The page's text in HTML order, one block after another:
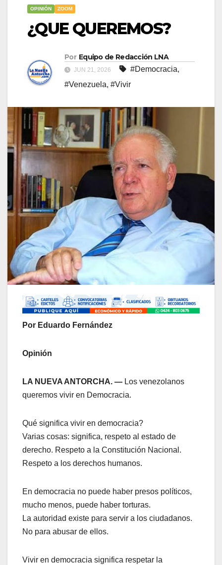
OPINIÓN ZOOM
¿QUE QUEREMOS?
Por Equipo de Redacción LNA
JUN 21, 2026 #Democracia,
#Venezuela, #Vivir
Por Eduardo Fernández
Opinión
LA NUEVA ANTORCHA. — Los venezolanos
queremos vivir en Democracia.
Qué significa vivir en democracia?
Varias cosas: significa, respeto al estado de
derecho. Respeto a la Constitución Nacional.
Respeto a los derechos humanos.
En democracia no puede haber presos políticos,
mucho menos, puede haber torturas.
La autoridad existe para servir a los ciudadanos.
No para abusar de ellos.
Vivir en democracia significa respetar la